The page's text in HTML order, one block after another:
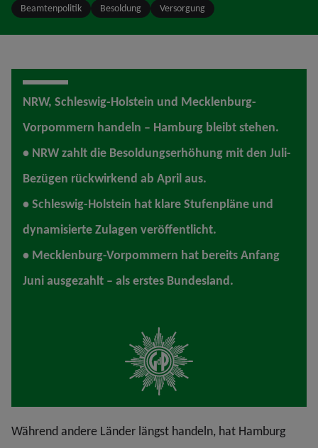
Beamtenpolitik Besoldung Versorgung
NRW, Schleswig-Holstein und Mecklenburg-
Vorpommern handeln – Hamburg bleibt stehen.
• NRW zahlt die Besoldungserhöhung mit den Juli-
Bezügen rückwirkend ab April aus.
• Schleswig-Holstein hat klare Stufenpläne und
dynamisierte Zulagen veröffentlicht.
• Mecklenburg-Vorpommern hat bereits Anfang
Juni ausgezahlt – als erstes Bundesland.
Während andere Länder längst handeln, hat Hamburg